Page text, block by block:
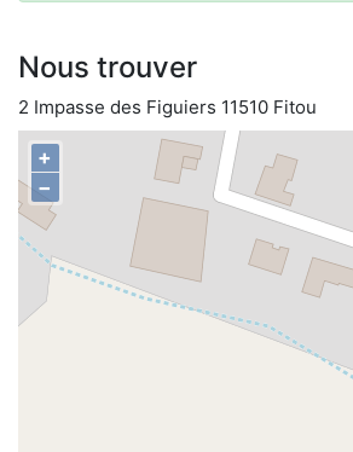
Nous trouver
2 Impasse des Figuiers 11510 Fitou
+
−